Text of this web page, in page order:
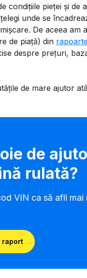
condițiile pieței și de
unde se
De aceea am
de piață) din
despre prețuri,
de mare ajutor
de
rulată?
VIN ca să afli
raport